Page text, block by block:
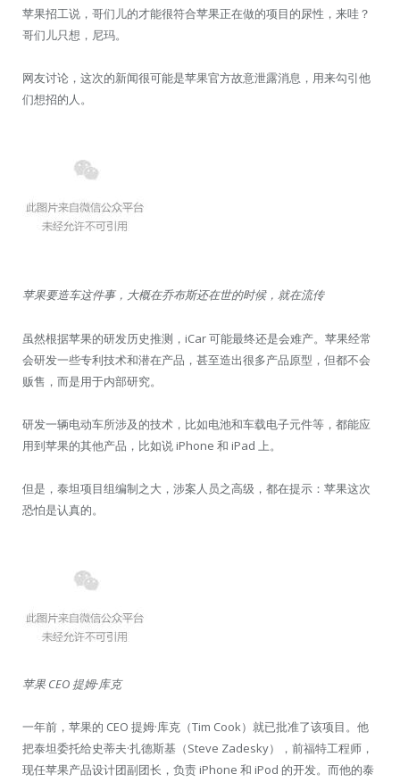
苹果招工说，哥们儿的才能很符合苹果正在做的项目的尿性，来哇？
哥们儿只想，尼玛。
网友讨论，这次的新闻很可能是苹果官方故意泄露消息，用来勾引他
们想招的人。
苹果要造车这件事，大概在乔布斯还在世的时候，就在流传
虽然根据苹果的研发历史推测，iCar 可能最终还是会难产。苹果经常
会研发一些专利技术和潜在产品，甚至造出很多产品原型，但都不会
贩售，而是用于内部研究。
研发一辆电动车所涉及的技术，比如电池和车载电子元件等，都能应
用到苹果的其他产品，比如说 iPhone 和 iPad 上。
但是，泰坦项目组编制之大，涉案人员之高级，都在提示：苹果这次
恐怕是认真的。
苹果 CEO 提姆·库克
一年前，苹果的 CEO 提姆·库克（Tim Cook）就已批准了该项目。他
把泰坦委托给史蒂夫·扎德斯基（Steve Zadesky），前福特工程师，
现任苹果产品设计团副团长，负责 iPhone 和 iPod 的开发。而他的泰